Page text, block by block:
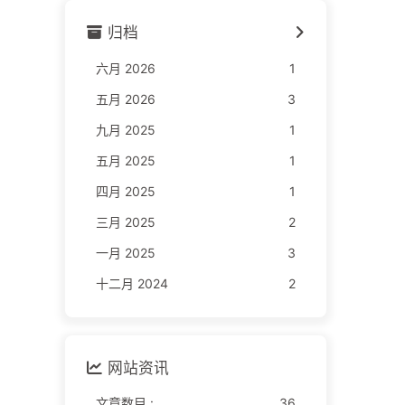
归档
六月 2026
1
五月 2026
3
九月 2025
1
五月 2025
1
四月 2025
1
三月 2025
2
一月 2025
3
十二月 2024
2
网站资讯